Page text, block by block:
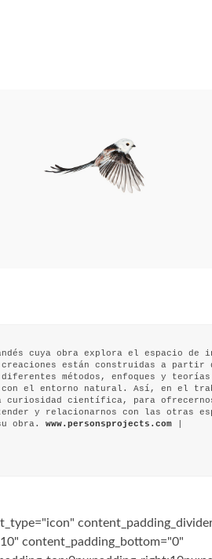
cuya obra explora el espacio de
están construidas a partir
métodos, enfoques y teorías
con el entorno natural. Así, en el
científica, para ofrecernos
y relacionarnos con las otras
obra. www.personsprojects.com
content_padding_bottom="0"